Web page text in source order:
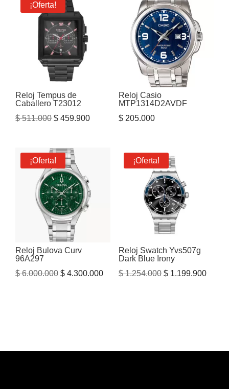
$ 5.250.000.
$ 4.400.000.
¡Oferta!
Reloj Tempus de
Caballero T23012
$511.000 El
era:
$ 511.000.
$ 459.900El
$ 459.900.
Reloj Casio
MTP1314D2AVDF
$205.000
¡Oferta!
Reloj Bulova Curv
96A297
$6.000.000 El
$ 4.300.000El
¡Oferta!
Reloj Swatch Yvs507g
Dark Blue Irony
$1.254.000 El
$1.199.900El